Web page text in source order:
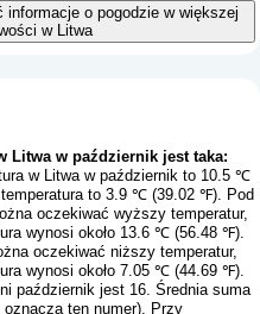
o pogodzie w większej
w Litwa
Litwa w październik jest taka:
w Litwa w październik to 10.5 ℃
to 3.9 ℃ (39.02 ℉). Pod
oczekiwać wyższy temperatur,
wynosi około 13.6 ℃ (56.48 ℉).
oczekiwać niższy temperatur,
wynosi około 7.05 ℃ (44.69 ℉).
październik jest 16. Średnia suma
oznacza ten numer). Przy